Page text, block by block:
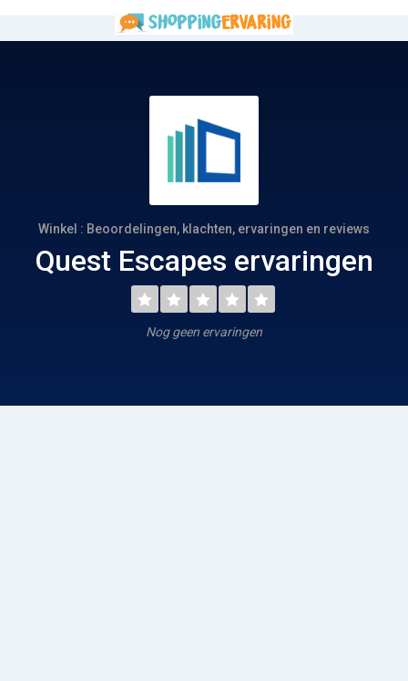
Winkel : Beoordelingen, klachten, ervaringen en reviews
Quest Escapes ervaringen
Nog geen ervaringen